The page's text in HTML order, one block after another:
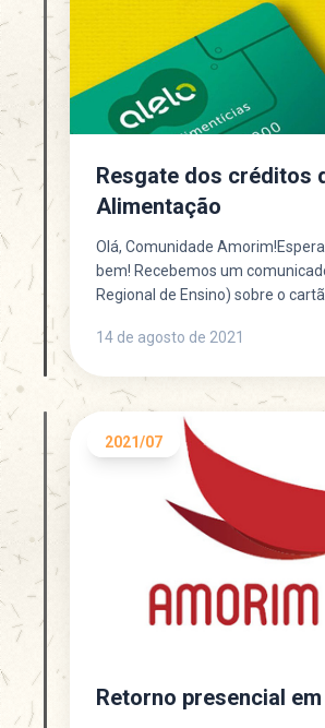
Resgate dos créditos
Alimentação
Olá, Comunidade
bem! Recebemos um
Regional de Ensino) sobre o
14 de agosto de 2021
2021/07
Retorno presencial